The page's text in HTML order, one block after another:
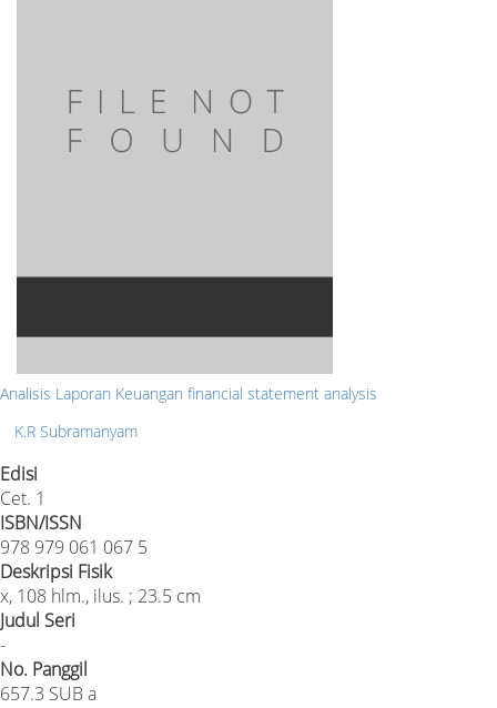
Analisis Laporan Keuangan financial statement analysis
K.R Subramanyam
Edisi
Cet. 1
ISBN/ISSN
978 979 061 067 5
Deskripsi Fisik
x, 108 hlm., ilus. ; 23.5 cm
Judul Seri
-
No. Panggil
657.3 SUB a